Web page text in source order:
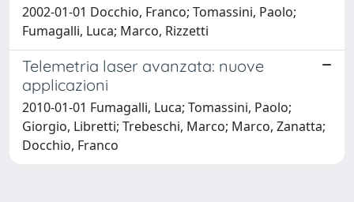
2002-01-01 Docchio, Franco; Tomassini, Paolo;
Fumagalli, Luca; Marco, Rizzetti
Telemetria laser avanzata: nuove
applicazioni
2010-01-01 Fumagalli, Luca; Tomassini, Paolo;
Giorgio, Libretti; Trebeschi, Marco; Marco, Zanatta;
Docchio, Franco